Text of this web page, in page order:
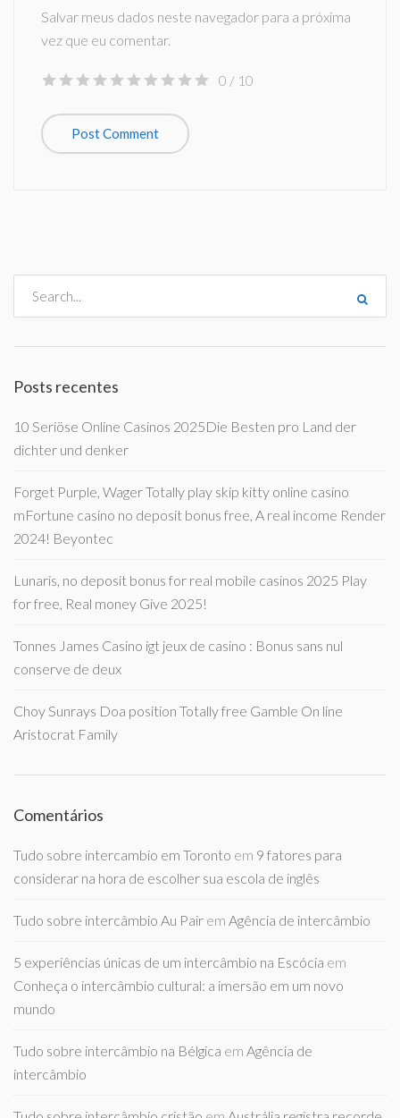
Salvar meus dados neste navegador para a próxima
vez que eu comentar.
0 / 10
Posts recentes
10 Seriöse Online Casinos 2025Die Besten pro Land der
dichter und denker
Forget Purple, Wager Totally play skip kitty online casino
mFortune casino no deposit bonus free, A real income Render
2024! Beyontec
Lunaris, no deposit bonus for real mobile casinos 2025 Play
for free, Real money Give 2025!
Tonnes James Casino igt jeux de casino : Bonus sans nul
conserve de deux
Choy Sunrays Doa position Totally free Gamble On line
Aristocrat Family
Comentários
Tudo sobre intercambio em Toronto em 9 fatores para
considerar na hora de escolher sua escola de inglês
Tudo sobre intercâmbio Au Pair em Agência de intercâmbio
5 experiências únicas de um intercâmbio na Escócia em
Conheça o intercâmbio cultural: a imersão em um novo
mundo
Tudo sobre intercâmbio na Bélgica em Agência de
intercâmbio